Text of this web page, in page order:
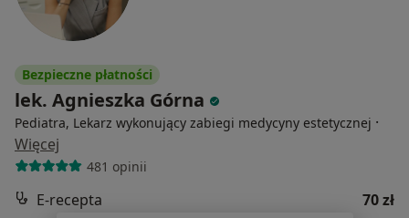
Bezpieczne płatności
lek. Agnieszka Górna
Pediatra, Lekarz wykonujący zabiegi medycyny estetycznej ·
Więcej
481 opinii
E-recepta
70 zł